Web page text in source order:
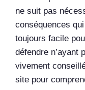
ne suit pas
conséquences
toujours facile
défendre n’ayant
vivement
site pour